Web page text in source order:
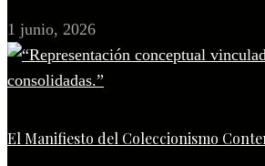
1 junio, 2026
El Manifiesto del Coleccionismo